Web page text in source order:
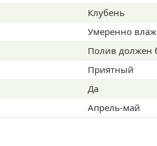
Клубень
Умеренно
Полив должен
Приятный
Да
Апрель-май